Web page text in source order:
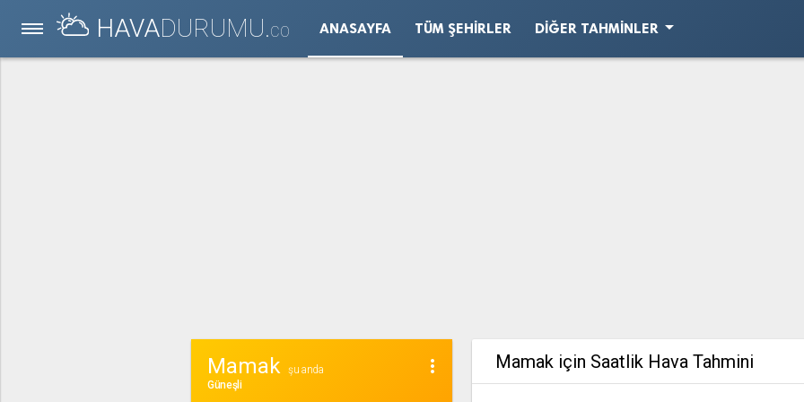
HAVADURUMU.CO ANASAYFA TÜM ŞEHIRLER DIĞER TAHMINLERarrow_drop_down
more_vert
Mamak şu anda
Güneşli
Mamak için Saatlik Hava Tahmini